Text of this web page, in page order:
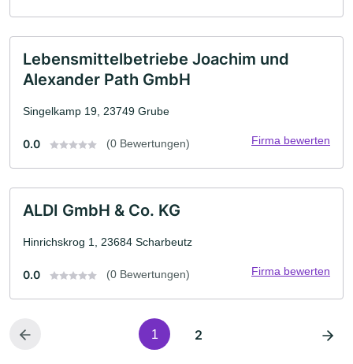
Lebensmittelbetriebe Joachim und
Alexander Path GmbH
Singelkamp 19, 23749 Grube
0.0 (0 Bewertungen) Firma bewerten
ALDI GmbH & Co. KG
Hinrichskrog 1, 23684 Scharbeutz
0.0 (0 Bewertungen) Firma bewerten
1 2